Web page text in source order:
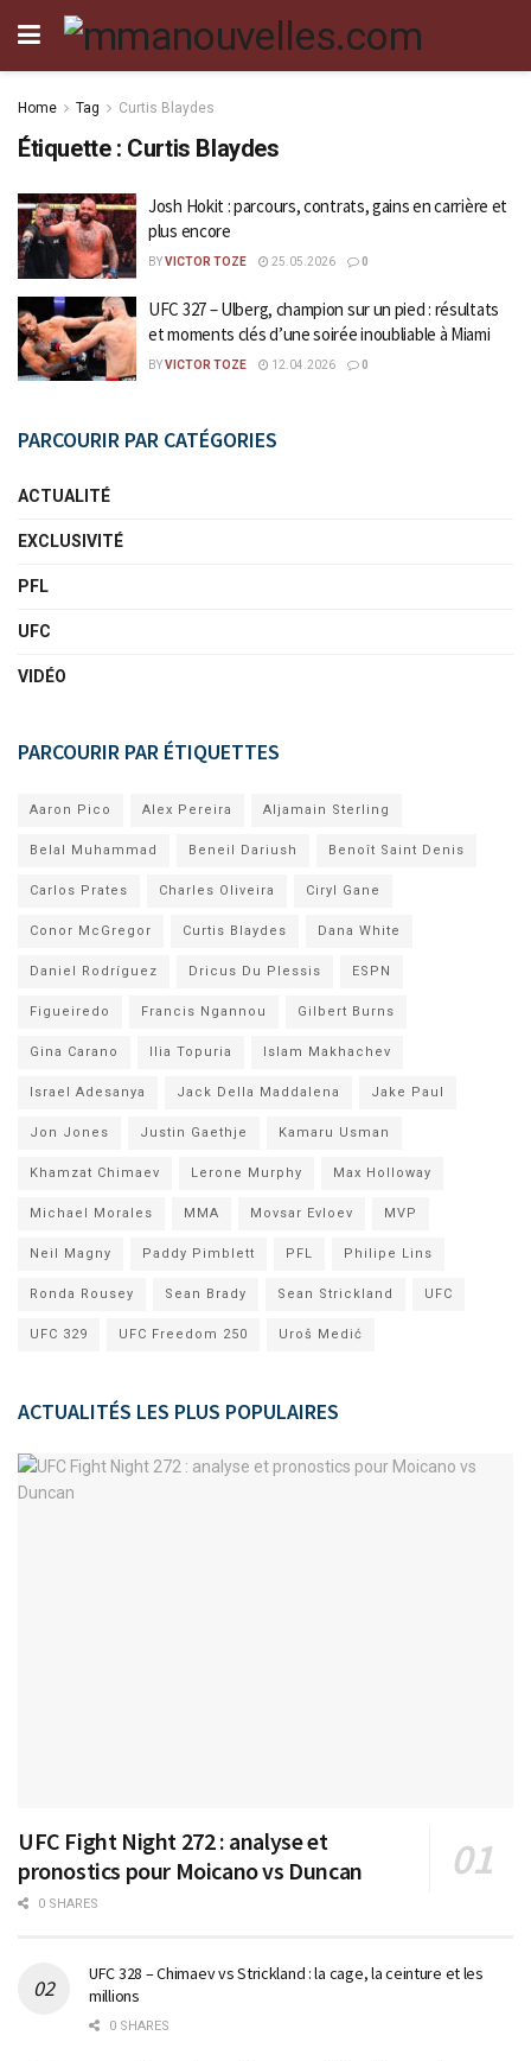
Home Tag Curtis Blaydes
Étiquette : Curtis Blaydes
Josh Hokit : parcours, contrats, gains en carrière et
plus encore
BYVICTOR TOZE 25.05.2026 0
UFC 327 – Ulberg, champion sur un pied : résultats
et moments clés d’une soirée inoubliable à Miami
BYVICTOR TOZE 12.04.2026 0
PARCOURIR PAR CATÉGORIES
ACTUALITÉ
EXCLUSIVITÉ
PFL
UFC
VIDÉO
PARCOURIR PAR ÉTIQUETTES
Aaron Pico Alex Pereira Aljamain Sterling
Belal Muhammad Beneil Dariush Benoît Saint Denis
Carlos Prates Charles Oliveira Ciryl Gane
Conor McGregor Curtis Blaydes Dana White
Daniel Rodríguez Dricus Du Plessis ESPN
Figueiredo Francis Ngannou Gilbert Burns
Gina Carano Ilia Topuria Islam Makhachev
Israel Adesanya Jack Della Maddalena Jake Paul
Jon Jones Justin Gaethje Kamaru Usman
Khamzat Chimaev Lerone Murphy Max Holloway
Michael Morales MMA Movsar Evloev MVP
Neil Magny Paddy Pimblett PFL Philipe Lins
Ronda Rousey Sean Brady Sean Strickland UFC
UFC 329 UFC Freedom 250 Uroš Medić
ACTUALITÉS LES PLUS POPULAIRES
UFC Fight Night 272 : analyse et
pronostics pour Moicano vs Duncan
0 SHARES
UFC 328 – Chimaev vs Strickland : la cage, la ceinture et les
millions
0 SHARES